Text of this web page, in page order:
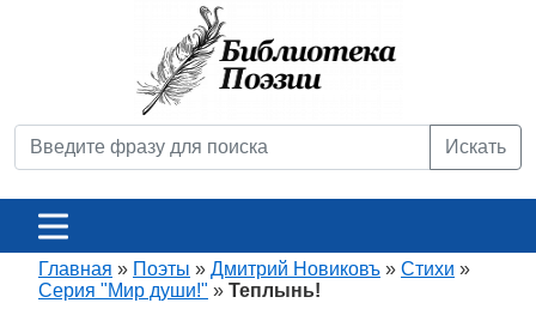
Искать
Главная » Поэты » Дмитрий Новиковъ » Стихи »
Серия "Мир души!" » Теплынь!